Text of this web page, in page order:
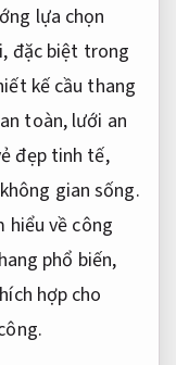
lựa chọn
đặc biệt trong
kế cầu thang
toàn, lưới an
đẹp tinh tế,
gian sống.
hiểu về công
phổ biến,
hợp cho